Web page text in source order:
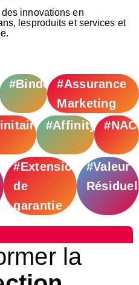
innovations en
lesproduits et services et
#Binders#Assurance
Marketing
#Affinity #NAC
#Extension
de
garantie
#Valeur
la